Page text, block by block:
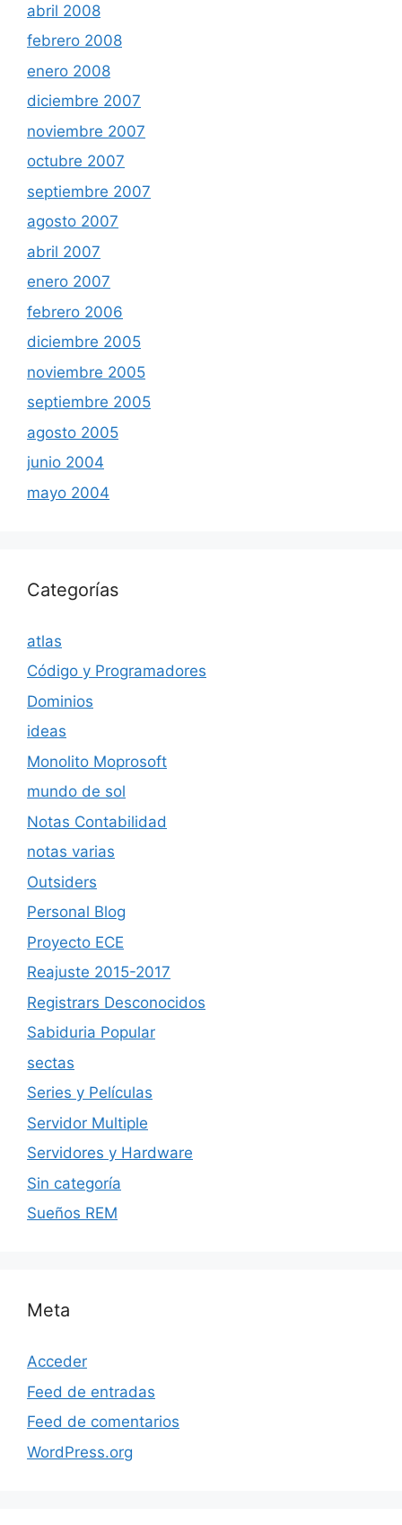
abril 2008
febrero 2008
enero 2008
diciembre 2007
noviembre 2007
octubre 2007
septiembre 2007
agosto 2007
abril 2007
enero 2007
febrero 2006
diciembre 2005
noviembre 2005
septiembre 2005
agosto 2005
junio 2004
mayo 2004
Categorías
atlas
Código y Programadores
Dominios
ideas
Monolito Moprosoft
mundo de sol
Notas Contabilidad
notas varias
Outsiders
Personal Blog
Proyecto ECE
Reajuste 2015-2017
Registrars Desconocidos
Sabiduria Popular
sectas
Series y Películas
Servidor Multiple
Servidores y Hardware
Sin categoría
Sueños REM
Meta
Acceder
Feed de entradas
Feed de comentarios
WordPress.org